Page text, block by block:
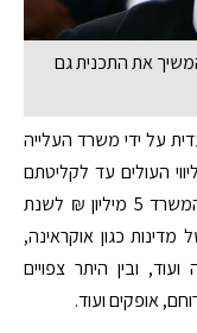
את התכנית גם
על ידי משרד העלייה
העולים עד לקליטתם
המיטבית במקום מגוריהם. לשם כך הקציב המשרד 5 מיליון ₪ לשנת
מדינות כגון אוקראינה,
ובין היתר צפויים
אופקים ועוד.